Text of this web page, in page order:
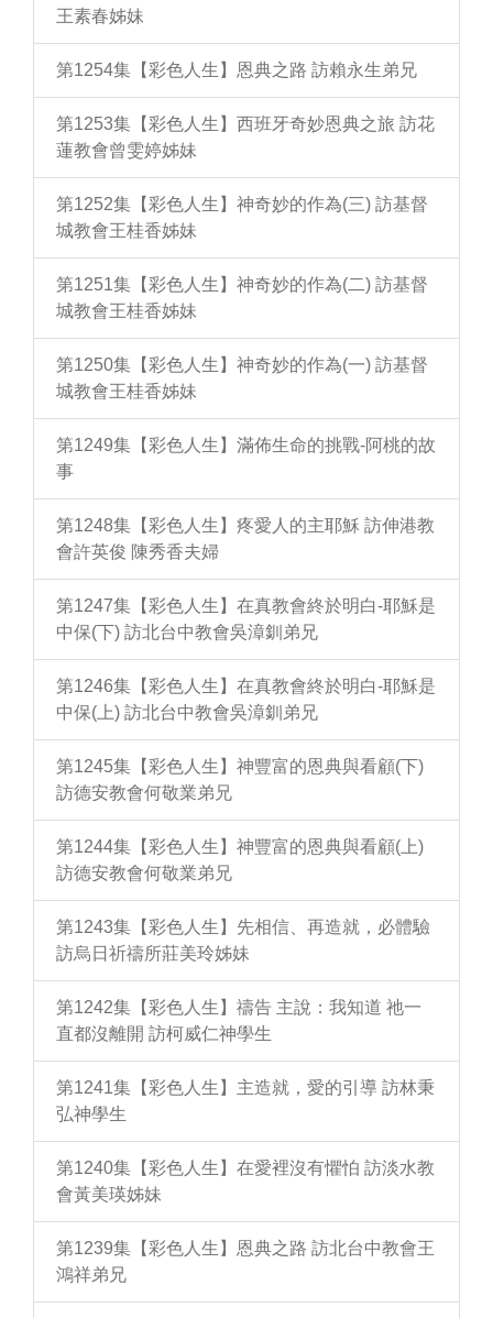
王素春姊妹
第1254集【彩色人生】恩典之路 訪賴永生弟兄
第1253集【彩色人生】西班牙奇妙恩典之旅 訪花
蓮教會曾雯婷姊妹
第1252集【彩色人生】神奇妙的作為(三) 訪基督
城教會王桂香姊妹
第1251集【彩色人生】神奇妙的作為(二) 訪基督
城教會王桂香姊妹
第1250集【彩色人生】神奇妙的作為(一) 訪基督
城教會王桂香姊妹
第1249集【彩色人生】滿佈生命的挑戰-阿桃的故
事
第1248集【彩色人生】疼愛人的主耶穌 訪伸港教
會許英俊 陳秀香夫婦
第1247集【彩色人生】在真教會終於明白-耶穌是
中保(下) 訪北台中教會吳漳釧弟兄
第1246集【彩色人生】在真教會終於明白-耶穌是
中保(上) 訪北台中教會吳漳釧弟兄
第1245集【彩色人生】神豐富的恩典與看顧(下)
訪德安教會何敬業弟兄
第1244集【彩色人生】神豐富的恩典與看顧(上)
訪德安教會何敬業弟兄
第1243集【彩色人生】先相信、再造就，必體驗
訪烏日祈禱所莊美玲姊妹
第1242集【彩色人生】禱告 主說：我知道 祂一
直都沒離開 訪柯威仁神學生
第1241集【彩色人生】主造就，愛的引導 訪林秉
弘神學生
第1240集【彩色人生】在愛裡沒有懼怕 訪淡水教
會黃美瑛姊妹
第1239集【彩色人生】恩典之路 訪北台中教會王
鴻祥弟兄